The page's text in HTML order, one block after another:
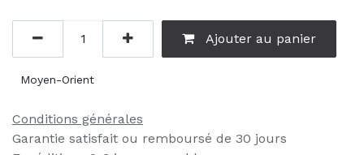
Ajouter au panier
Moyen-Orient
Conditions générales
Garantie satisfait ou remboursé de 30 jours